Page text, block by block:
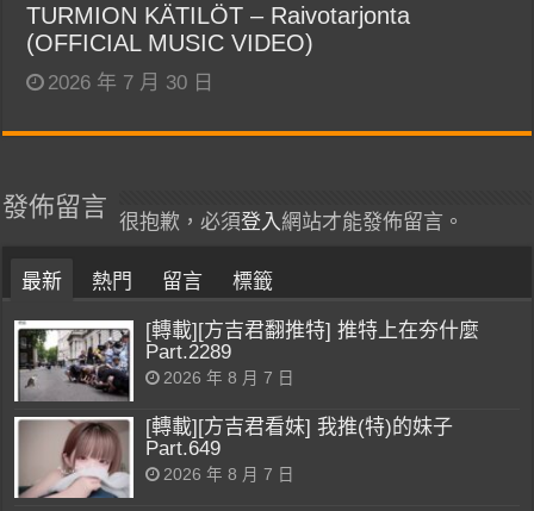
TURMION KÄTILÖT – Raivotarjonta
(OFFICIAL MUSIC VIDEO)
2026 年 7 月 30 日
發佈留言
很抱歉，必須登入網站才能發佈留言。
最新 熱門 留言 標籤
[轉載][方吉君翻推特] 推特上在夯什麼
Part.2289
2026 年 8 月 7 日
[轉載][方吉君看妹] 我推(特)的妹子
Part.649
2026 年 8 月 7 日